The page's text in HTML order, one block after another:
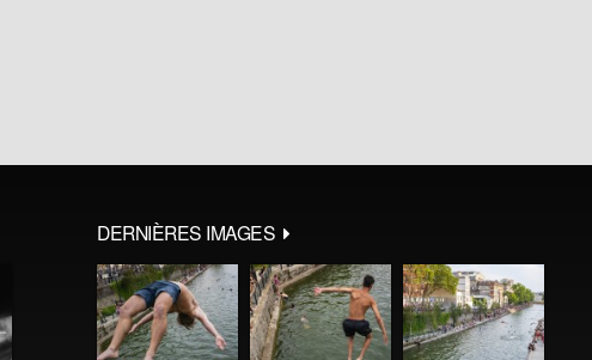
DERNIÈRES IMAGES